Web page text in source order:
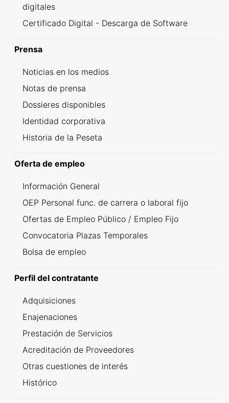
digitales
Certificado Digital - Descarga de Software
Prensa
Noticias en los medios
Notas de prensa
Dossieres disponibles
Identidad corporativa
Historia de la Peseta
Oferta de empleo
Información General
OEP Personal func. de carrera o laboral fijo
Ofertas de Empleo Público / Empleo Fijo
Convocatoria Plazas Temporales
Bolsa de empleo
Perfil del contratante
Adquisiciones
Enajenaciones
Prestación de Servicios
Acreditación de Proveedores
Otras cuestiones de interés
Histórico